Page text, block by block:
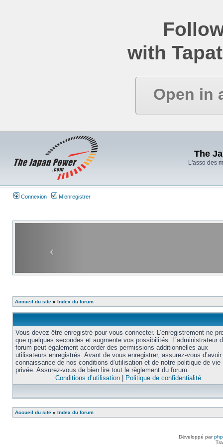
with
Open in
The
L'asso des
Connexion M’enregistrer
Accueil du site » Index du forum
Vous devez être enregistré pour vous connecter. L’enregistrement ne
que quelques secondes et augmente vos possibilités. L’administrateur
forum peut également accorder des permissions additionnelles aux
utilisateurs enregistrés. Avant de vous enregistrer, assurez-vous
connaissance de nos conditions d’utilisation et de notre politique de vie
privée. Assurez-vous de bien lire tout le règlement du forum.
Conditions d’utilisation
Politique de confidentialité
Accueil du site » Index du forum
Développé par